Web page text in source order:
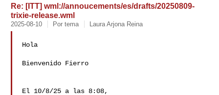
Re: [ITT] wml://annoucements/es/drafts/20250809-
trixie-release.wml
2025-08-10 Por tema Laura Arjona Reina
Hola
Bienvenido Fierro